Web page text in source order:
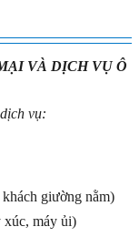
VÀ DỊCH VỤ Ô
vụ:
giường nằm)
máy ủi)